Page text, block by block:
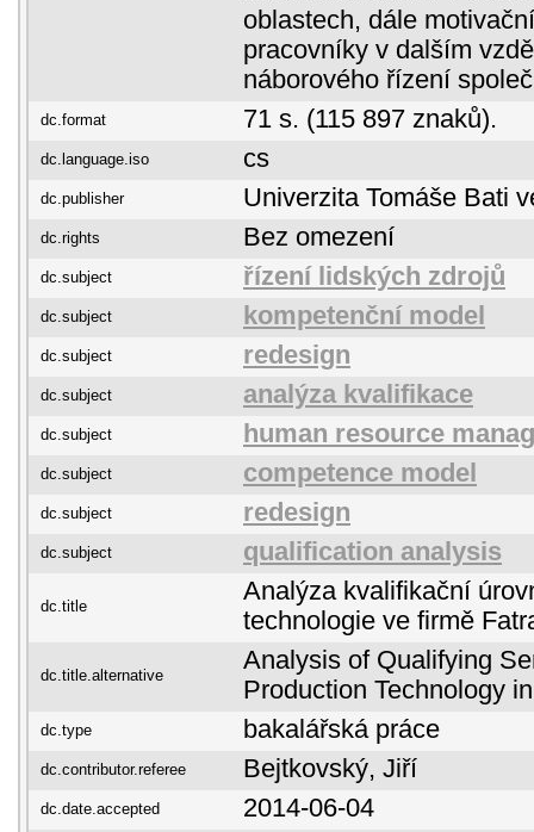
oblastech, dále
pracovníky v dalším
náborového řízení
dc.format 71 s. (115 897 znaků).
dc.language.iso cs
dc.publisher Univerzita Tomáše Bati
dc.rights Bez omezení
dc.subject řízení lidských zdrojů
dc.subject kompetenční model
dc.subject redesign
dc.subject analýza kvalifikace
dc.subject human resource
dc.subject competence model
dc.subject redesign
dc.subject qualification analysis
dc.title
Analýza kvalifikační
technologie ve firmě
dc.title.alternative
Analysis of Qualifying
Production Technology
dc.type bakalářská práce
dc.contributor.referee Bejtkovský, Jiří
dc.date.accepted 2014-06-04